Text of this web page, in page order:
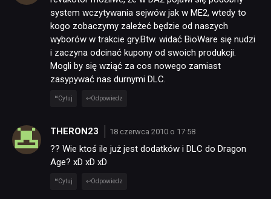
system wczytywania sejwów jak w ME2, wtedy to
kogo zobaczymy zależeć będzie od naszych
wyborów w trakcie gry.Btw. widać BioWare się nudzi
i zaczyna odcinać kupony od swoich produkcji.
Mogli by się wziąć za cos nowego zamiast
zasypywać nas durnymi DLC.
Cytuj Odpowiedz
THERON23 18 czerwca 2010 o 17:58
?? Wie ktoś ile już jest dodatków i DLC do Dragon
Age? xD xD xD
Cytuj Odpowiedz